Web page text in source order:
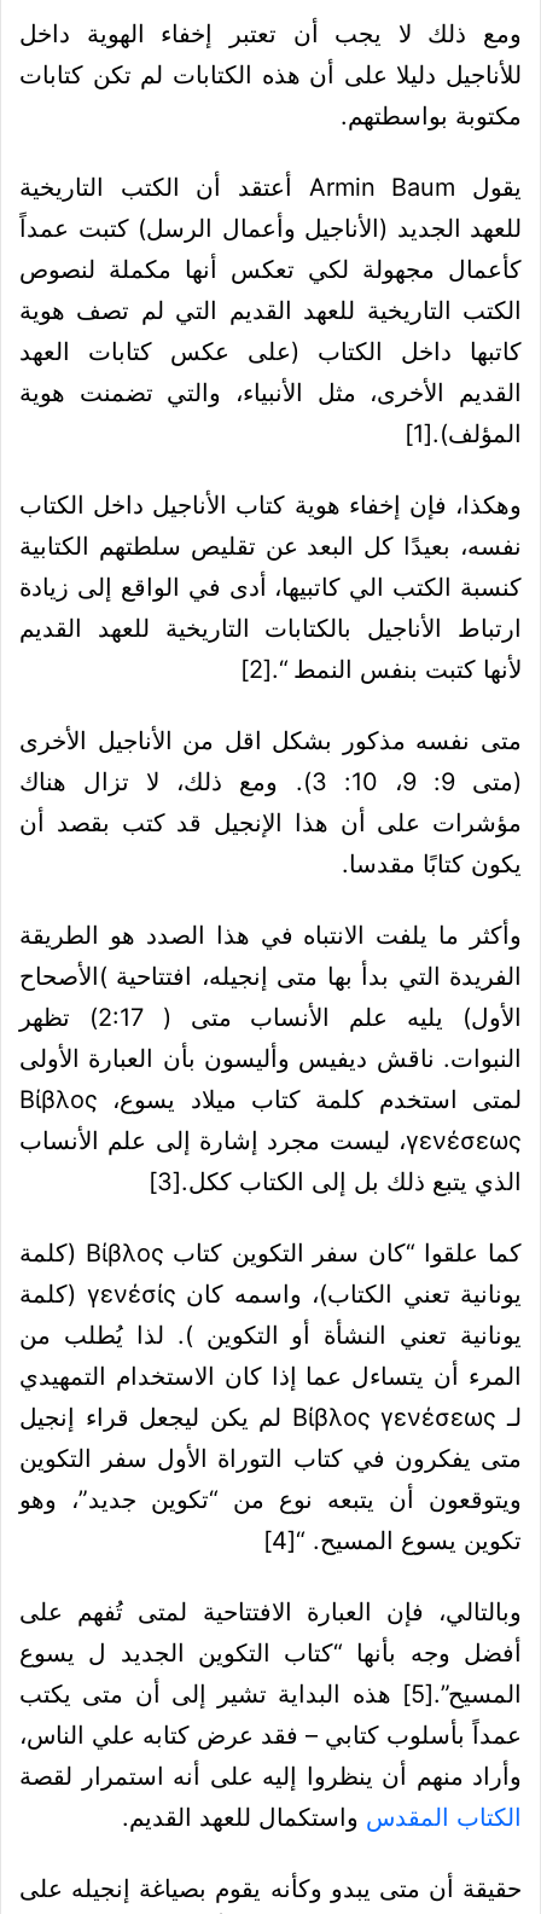
ومع ذلك لا يجب أن تعتبر إخفاء الهوية داخل
للأناجيل دليلا على أن هذه الكتابات لم تكن كتابات
مكتوبة بواسطتهم.
يقول Armin Baum أعتقد أن الكتب التاريخية
للعهد الجديد (الأناجيل وأعمال الرسل) كتبت عمداً
كأعمال مجهولة لكي تعكس أنها مكملة لنصوص
الكتب التاريخية للعهد القديم التي لم تصف هوية
كاتبها داخل الكتاب (على عكس كتابات العهد
القديم الأخرى، مثل الأنبياء، والتي تضمنت هوية
المؤلف).[1]
وهكذا، فإن إخفاء هوية كتاب الأناجيل داخل الكتاب
نفسه، بعيدًا كل البعد عن تقليص سلطتهم الكتابية
كنسبة الكتب الي كاتبيها، أدى في الواقع إلى زيادة
ارتباط الأناجيل بالكتابات التاريخية للعهد القديم
لأنها كتبت بنفس النمط “.[2]
متى نفسه مذكور بشكل اقل من الأناجيل الأخرى
(متى 9: 9، 10: 3). ومع ذلك، لا تزال هناك
مؤشرات على أن هذا الإنجيل قد كتب بقصد أن
يكون كتابًا مقدسا.
وأكثر ما يلفت الانتباه في هذا الصدد هو الطريقة
الفريدة التي بدأ بها متى إنجيله، افتتاحية )الأصحاح
الأول) يليه علم الأنساب متى ( 2:17) تظهر
النبوات. ناقش ديفيس وأليسون بأن العبارة الأولى
لمتى استخدم كلمة كتاب ميلاد يسوع، Βίβλος
γενέσεως، ليست مجرد إشارة إلى علم الأنساب
الذي يتبع ذلك بل إلى الكتاب ككل.[3]
كما علقوا “كان سفر التكوين كتاب Βίβλος (كلمة
يونانية تعني الكتاب)، واسمه كان γενέσίς (كلمة
يونانية تعني النشأة أو التكوين ). لذا يُطلب من
المرء أن يتساءل عما إذا كان الاستخدام التمهيدي
لـ Βίβλος γενέσεως لم يكن ليجعل قراء إنجيل
متى يفكرون في كتاب التوراة الأول سفر التكوين
ويتوقعون أن يتبعه نوع من “تكوين جديد”، وهو
تكوين يسوع المسيح. “[4]
وبالتالي، فإن العبارة الافتتاحية لمتى تُفهم على
أفضل وجه بأنها “كتاب التكوين الجديد ل يسوع
المسيح”.[5]
هذه البداية تشير إلى أن متى يكتب
عمداً بأسلوب كتابي – فقد عرض كتابه علي الناس،
وأراد منهم أن ينظروا إليه على أنه استمرار لقصة
الكتاب المقدس واستكمال للعهد القديم.
حقيقة أن متى يبدو وكأنه يقوم بصياغة إنجيله على